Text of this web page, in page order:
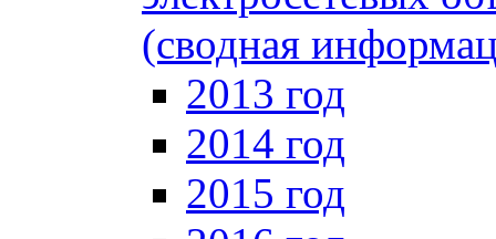
(сводная
2013 год
2014 год
2015 год